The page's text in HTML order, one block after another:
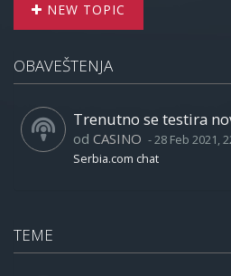
NEW TOPIC
OBAVEŠTENJA
Trenutno se testira
od CASINO -28 Feb 2021,
Serbia.com chat
TEME